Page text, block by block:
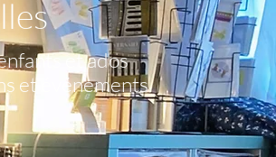
et ados
et événements